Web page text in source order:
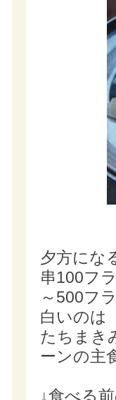
夕方にな
串100フ
～500フ
白いのは
たちまき
ーンの主
↓食べる